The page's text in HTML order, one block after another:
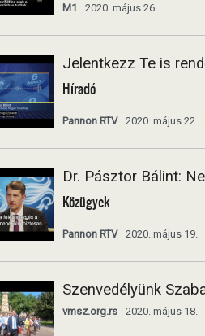
M1 2020. május 26.
Jelentkezz Te is
Híradó
Pannon RTV 2020. május 22.
Dr. Pásztor Bálint:
Közügyek
Pannon RTV 2020. május 19.
Szenvedélyünk
vmsz.org.rs 2020. május 18.